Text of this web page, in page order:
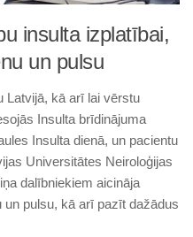
insulta izplatībai,
un pulsu
Latvijā, kā arī lai vērstu
Insulta brīdinājuma
Insulta dienā, un pacientu
Universitātes Neiroloģijas
dalībniekiem aicināja
pulsu, kā arī pazīt dažādus